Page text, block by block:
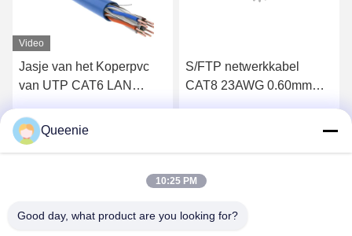
Video
Jasje van het Koperpvc
van UTP CAT6 LAN
23AWG het Naakte
S/FTP netwerkkabel
CAT8 23AWG 0.60mm
Queenie
10:25 PM
Good day, what product are you looking for?